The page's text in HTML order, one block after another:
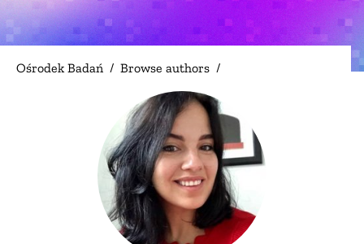
Co robimy
Dołącz do nas
Magazyn
Ośrodek Badań / Browse authors /